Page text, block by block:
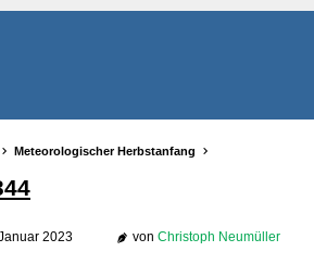
Meteorologischer Herbstanfang
2023 von Christoph Neumüller